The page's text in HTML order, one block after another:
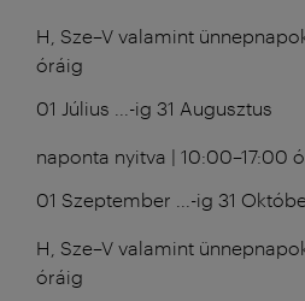
H, Sze–V valamint
óráig
01 Július ...-ig 31 Augusztus
naponta nyitva | 10:00–17:00
01 Szeptember ...-ig 31
H, Sze–V valamint
óráig